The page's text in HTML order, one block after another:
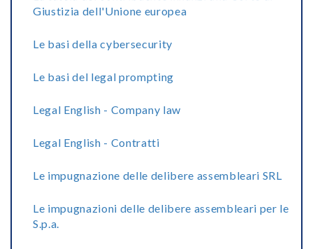
Giustizia dell'Unione europea
Le basi della cybersecurity
Le basi del legal prompting
Legal English - Company law
Legal English - Contratti
Le impugnazione delle delibere assembleari SRL
Le impugnazioni delle delibere assembleari per le
S.p.a.